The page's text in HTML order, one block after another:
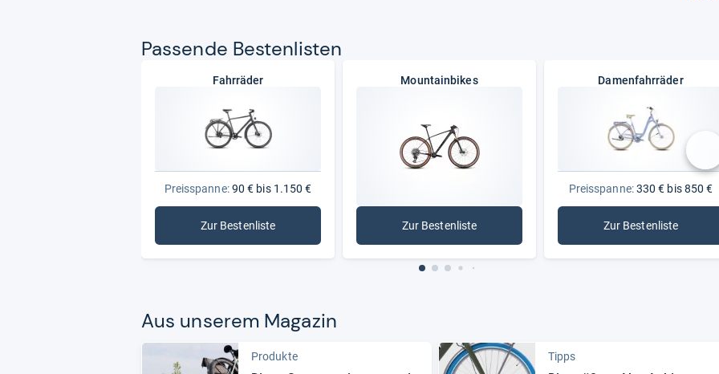
Pas­sende Bes­ten­lis­ten
Fahrräder
Preisspanne:90 € bis 1.150 €
Zur Bestenliste
: Fahrräder
Mountainbikes
Zur Bestenliste
: Mountainbikes
Damenfahrräder
Preisspanne:330 € bis 850 €
Zur Bestenliste
:
Aus unse­rem Maga­zin
Produkte Tipps